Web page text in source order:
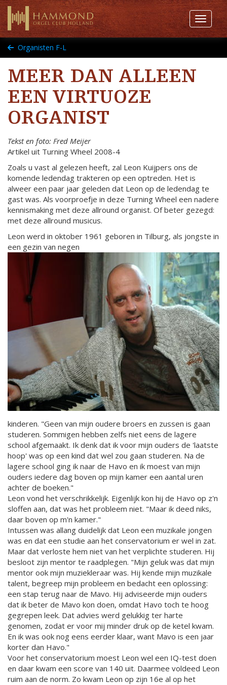
Toggle
Organisten F-L
MEER DAN ALLEEN
EEN VIRTUOZE
ORGANIST
Tekst en foto: Fred Meijer
Artikel uit Turning Wheel 2008-4
Zoals u vast al gelezen heeft, zal Leon Kuijpers ons de
komende ledendag trakteren op een optreden. Het is
alweer een paar jaar geleden dat Leon op de ledendag te
gast was. Als voorproefje in deze Turning Wheel een nadere
kennismaking met deze allround organist. Of beter gezegd:
met deze allround musicus.
Leon werd in oktober 1961 geboren in Tilburg, als jongste in
een gezin van negen
kinderen. "Geen van mijn oudere broers en zussen is gaan
studeren. Sommigen hebben zelfs niet eens de lagere
school afgemaakt. Ik denk dat ik voor mijn ouders de 'laatste
hoop' was op een kind dat wel zou gaan studeren. Na de
lagere school ging ik naar de Havo en ik moest van mijn
ouders iedere dag boven op mijn kamer een aantal uren
achter de boeken."
Leon vond het verschrikkelijk. Eigenlijk kon hij de Havo op z'n
sloffen aan, dat was het probleem niet. "Maar ik deed niks,
daar boven op m'n kamer."
Intussen was allang duidelijk dat Leon een muzikale jongen
was en dat een studie aan het conservatorium er wel in zat.
Maar dat verloste hem niet van het verplichte studeren. Hij
besloot zijn mentor te raadplegen. "Mijn geluk was dat mijn
mentor ook mijn muziekleraar was. Hij kende mijn muzikale
talent, begreep mijn probleem en bedacht een oplossing:
een stap terug naar de Mavo. Hij adviseerde mijn ouders
dat ik beter de Mavo kon doen, omdat Havo toch te hoog
gegrepen leek. Dat advies werd gelukkig ter harte
genomen, zodat er voor mij minder druk op de ketel kwam.
En ik was ook nog eens eerder klaar, want Mavo is een jaar
korter dan Havo."
Voor het conservatorium moest Leon wel een IQ-test doen
en daar kwam een score van 140 uit. Daarmee voldeed Leon
ruim aan de norm. Zo kwam Leon op zijn 16e al op het